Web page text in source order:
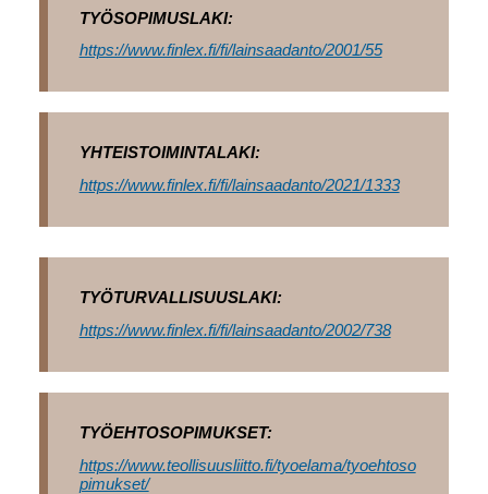
TYÖSOPIMUSLAKI:
https://www.finlex.fi/fi/lainsaadanto/2001/55
YHTEISTOIMINTALAKI:
https://www.finlex.fi/fi/lainsaadanto/2021/1333
TYÖTURVALLISUUSLAKI:
https://www.finlex.fi/fi/lainsaadanto/2002/738
TYÖEHTOSOPIMUKSET:
https://www.teollisuusliitto.fi/tyoelama/tyoehtoso
pimukset/